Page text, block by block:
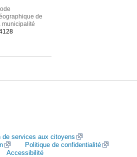
de
municipalité
de services aux citoyens
Politique de confidentialité
Accessibilité